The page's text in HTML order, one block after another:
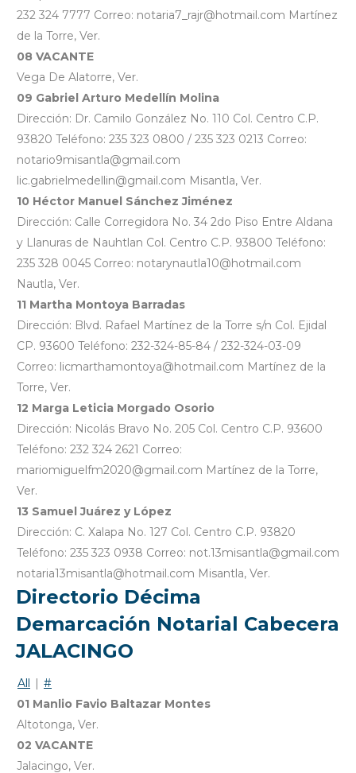
232 324 7777 Correo: notaria7_rajr@hotmail.com Martínez
de la Torre, Ver.
08 VACANTE
Vega De Alatorre, Ver.
09 Gabriel Arturo Medellín Molina
Dirección: Dr. Camilo González No. 110 Col. Centro C.P.
93820 Teléfono: 235 323 0800 / 235 323 0213 Correo:
notario9misantla@gmail.com
lic.gabrielmedellin@gmail.com Misantla, Ver.
10 Héctor Manuel Sánchez Jiménez
Dirección: Calle Corregidora No. 34 2do Piso Entre Aldana
y Llanuras de Nauhtlan Col. Centro C.P. 93800 Teléfono:
235 328 0045 Correo: notarynautla10@hotmail.com
Nautla, Ver.
11 Martha Montoya Barradas
Dirección: Blvd. Rafael Martínez de la Torre s/n Col. Ejidal
CP. 93600 Teléfono: 232-324-85-84 / 232-324-03-09
Correo: licmarthamontoya@hotmail.com Martínez de la
Torre, Ver.
12 Marga Leticia Morgado Osorio
Dirección: Nicolás Bravo No. 205 Col. Centro C.P. 93600
Teléfono: 232 324 2621 Correo:
mariomiguelfm2020@gmail.com Martínez de la Torre,
Ver.
13 Samuel Juárez y López
Dirección: C. Xalapa No. 127 Col. Centro C.P. 93820
Teléfono: 235 323 0938 Correo: not.13misantla@gmail.com
notaria13misantla@hotmail.com Misantla, Ver.
Directorio Décima
Demarcación Notarial Cabecera
JALACINGO
All | #
01 Manlio Favio Baltazar Montes
Altotonga, Ver.
02 VACANTE
Jalacingo, Ver.